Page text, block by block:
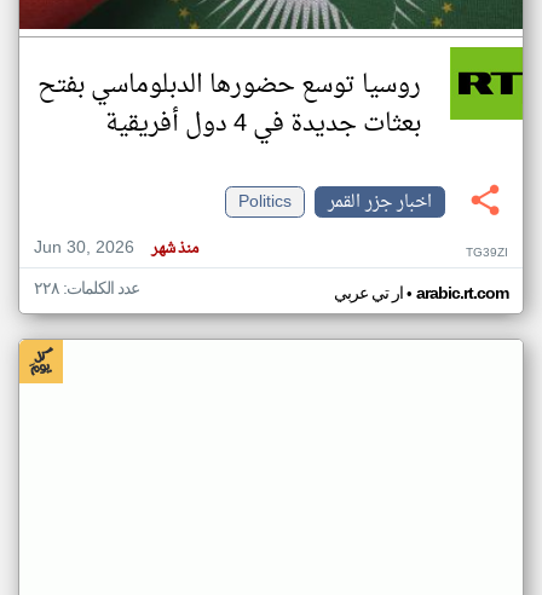
روسيا توسع حضورها الدبلوماسي بفتح
بعثات جديدة في 4 دول أفريقية
اخبار جزر القمر
Politics
Jun 30, 2026
منذ شهر TG39ZI
ار تي عربي• arabic.rt.com عدد الكلمات: ٢٢٨